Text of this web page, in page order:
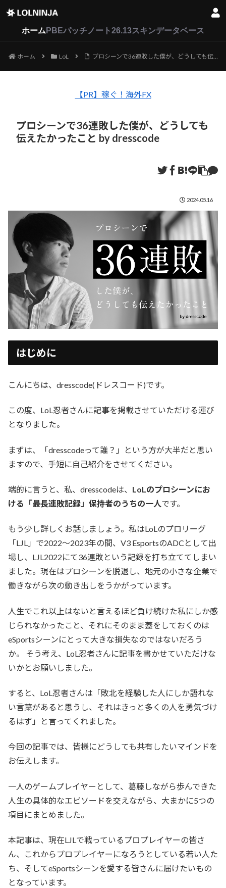
ホーム PBEパッチノート26.13スキンデータベース
ホーム LoL プロシーンで36連敗した僕が、どうしても伝えたかったこと by dresscode
【PR】稼ぐ！海外FX
プロシーンで36連敗した僕が、どうしても
伝えたかったこと by dresscode
2024.05.16
はじめに
こんにちは、dresscode(ドレスコード)です。
この度、LoL忍者さんに記事を掲載させていただける運び
となりました。
まずは、「dresscodeって誰？」という方が大半だと思い
ますので、手短に自己紹介をさせてください。
端的に言うと、私、dresscodeは、 LoLのプロシーンにお
ける「最長連敗記録」保持者のうちの一人です。
もう少し詳しくお話しましょう。私はLoLのプロリーグ
「LJL」で2022〜2023年の間、V3 EsportsのADCとして出
場し、LJL2022にて36連敗という記録を打ち立ててしまい
ました。現在はプロシーンを脱退し、地元の小さな企業で
働きながら次の動き出しをうかがっています。
人生でこれ以上はないと言えるほど負け続けた私にしか感
じられなかったこと、それにそのまま蓋をしておくのは
eSportsシーンにとって大きな損失なのではないだろう
か。 そう考え、LoL忍者さんに記事を書かせていただけな
いかとお願いしました。
すると、LoL忍者さんは「敗北を経験した人にしか語れな
い言葉があると思うし、それはきっと多くの人を勇気づけ
るはず」と言ってくれました。
今回の記事では、皆様にどうしても共有したいマインドを
お伝えします。
一人のゲームプレイヤーとして、葛藤しながら歩んできた
人生の具体的なエピソードを交えながら、大まかに5つの
項目にまとめました。
本記事は、現在LJLで戦っているプロプレイヤーの皆さ
ん、これからプロプレイヤーになろうとしている若い人た
ち、そしてeSportsシーンを愛する皆さんに届けたいもの
となっています。